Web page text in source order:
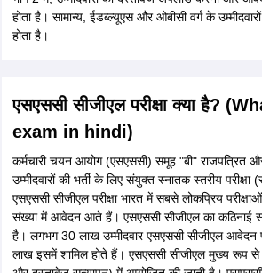
होता है। सामान्य, ईडब्ल्यूएस और ओबीसी वर्ग के
होता है।
एसएससी सीजीएल परीक्षा क्या है?
exam in hindi)
कर्मचारी चयन आयोग (एसएससी) समूह "बी" राजपत्रित
उम्मीदवारों की भर्ती के लिए संयुक्त स्नातक स्तरीय
एसएससी सीजीएल परीक्षा भारत में सबसे लोकप्रिय
संख्या में आवेदन आते हैं। एसएससी सीजीएल का कठिनाई
है। लगभग 30 लाख उम्मीदवार एसएससी सीजीएल
लाख इसमें शामिल होते हैं। एसएससी सीजीएल मुख्य रूप से